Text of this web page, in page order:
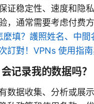
证稳定性、速度和隐
，通常需要考虑付费
麼填？護照姓名、中間
訂對！VPNs 使用指
记录我的数据吗？
数据收集、分析或展示